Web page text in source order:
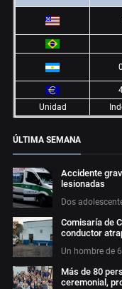
Unidad
ÚLTIMA SEMANA
Accidente
lesionadas
Dos
Comisaría de
conductor
Un hombre de
Más de 80
ceremonial,